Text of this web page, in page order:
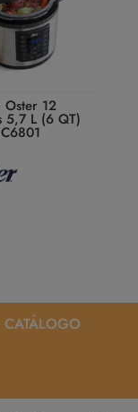
Oster 12
5,7 L (6 QT)